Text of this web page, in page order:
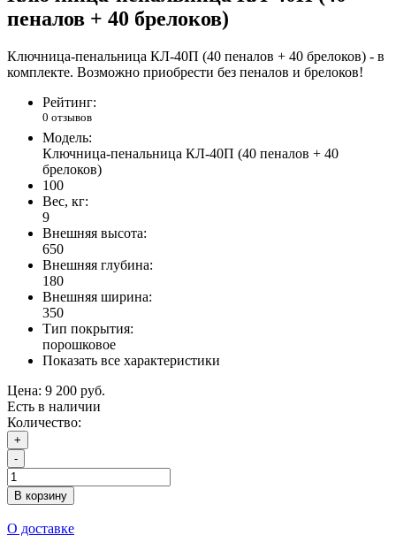
пеналов + 40 брелоков)
Ключница-пенальница КЛ-40П (40 пеналов + 40 брелоков) - в
комплекте. Возможно приобрести без пеналов и брелоков!
Рейтинг:
0 отзывов
Модель:
Ключница-пенальница КЛ-40П (40 пеналов + 40
брелоков)
100
Вес, кг:
9
Внешняя высота:
650
Внешняя глубина:
180
Внешняя ширина:
350
Тип покрытия:
порошковое
Показать все характеристики
Цена: 9 200 руб.
Есть в наличии
Количество:
+
-
В корзину
О доставке